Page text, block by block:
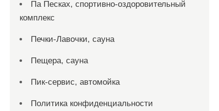
Па Песках, спортивно-оздоровительный
комплекс
Печки-Лавочки, сауна
Пещера, сауна
Пик-сервис, автомойка
Политика конфиденциальности